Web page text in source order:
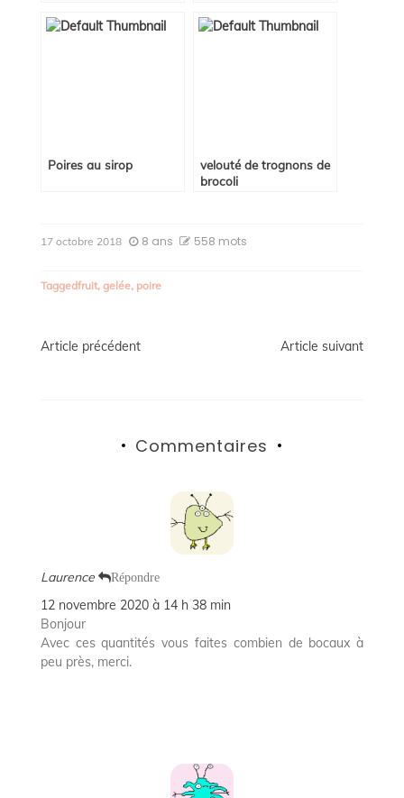
Poires au sirop
velouté de trognons de
brocoli
17 octobre 2018 8 ans 558 mots
Taggedfruit, gelée, poire
Navigation
Article précédent Article suivant
Commentaires
Laurence Répondre
12 novembre 2020 à 14 h 38 min
Bonjour
Avec ces quantités vous faites combien de bocaux à
peu près, merci.